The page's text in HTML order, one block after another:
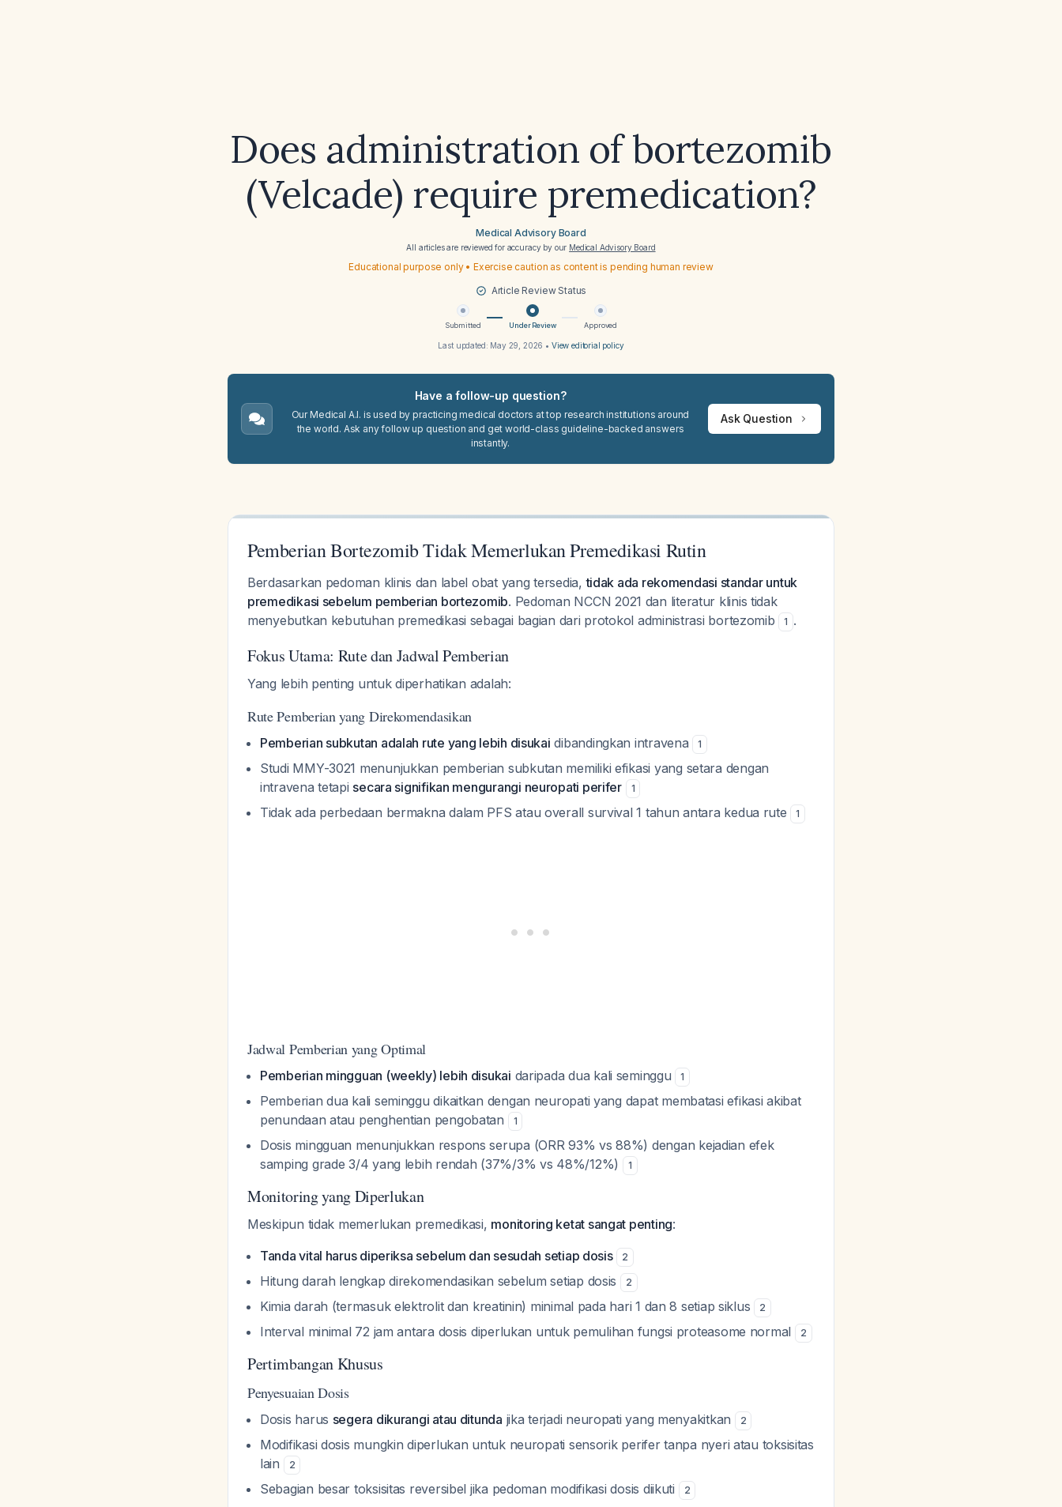
Does administration of bortezomib
(Velcade) require premedication?
Medical Advisory Board
All articles are reviewed for accuracy by our Medical Advisory Board
Educational purpose only • Exercise caution as content is pending human review
Article Review Status
Submitted Under Review Approved
Last updated: May 29, 2026 • View editorial policy
Have a follow-up question?
Our Medical A.I. is used by practicing medical doctors at top research institutions around
the world. Ask any follow up question and get world-class guideline-backed answers
instantly.
Ask Question
Pemberian Bortezomib Tidak Memerlukan Premedikasi Rutin
Berdasarkan pedoman klinis dan label obat yang tersedia,tidak ada rekomendasi standar untuk
premedikasi sebelum pemberian bortezomib. Pedoman NCCN 2021 dan literatur klinis tidak
menyebutkan kebutuhan premedikasi sebagai bagian dari protokol administrasi bortezomib
1 .
Fokus Utama: Rute dan Jadwal Pemberian
Yang lebih penting untuk diperhatikan adalah:
Rute Pemberian yang Direkomendasikan
Pemberian subkutan adalah rute yang lebih disukai dibandingkan intravena 1
Studi MMY-3021 menunjukkan pemberian subkutan memiliki efikasi yang setara dengan
intravena tetapi secara signifikan mengurangi neuropati perifer 1
Tidak ada perbedaan bermakna dalam PFS atau overall survival 1 tahun antara kedua rute 1
Jadwal Pemberian yang Optimal
Pemberian mingguan (weekly) lebih disukai daripada dua kali seminggu 1
Pemberian dua kali seminggu dikaitkan dengan neuropati yang dapat membatasi efikasi akibat
penundaan atau penghentian pengobatan
1
Dosis mingguan menunjukkan respons serupa (ORR 93% vs 88%) dengan kejadian efek
samping grade 3/4 yang lebih rendah (37%/3% vs 48%/12%)
1
Monitoring yang Diperlukan
Meskipun tidak memerlukan premedikasi, monitoring ketat sangat penting:
Tanda vital harus diperiksa sebelum dan sesudah setiap dosis
2
Hitung darah lengkap direkomendasikan sebelum setiap dosis 2
Kimia darah (termasuk elektrolit dan kreatinin) minimal pada hari 1 dan 8 setiap siklus 2
Interval minimal 72 jam antara dosis diperlukan untuk pemulihan fungsi proteasome normal 2
Pertimbangan Khusus
Penyesuaian Dosis
Dosis harus segera dikurangi atau ditunda jika terjadi neuropati yang menyakitkan 2
Modifikasi dosis mungkin diperlukan untuk neuropati sensorik perifer tanpa nyeri atau toksisitas
lain
2
Sebagian besar toksisitas reversibel jika pedoman modifikasi dosis diikuti 2